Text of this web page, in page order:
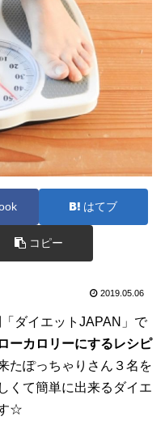
はてブ
コピー
2019.05.06
ダイエットJAPAN」で
ーカロリーにするレシピ
たぽっちゃりさん３名を
くて簡単に出来るダイエ
☆